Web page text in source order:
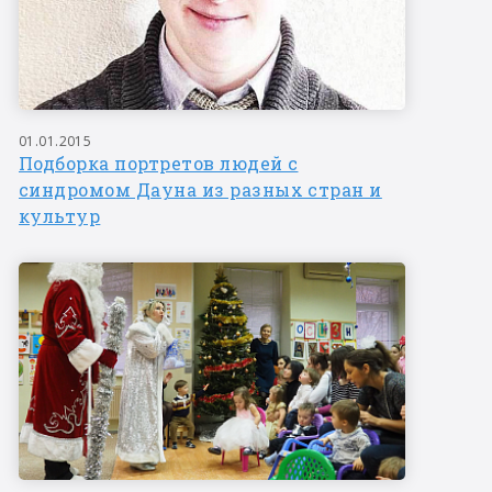
01.01.2015
Подборка портретов людей с
синдромом Дауна из разных стран и
культур